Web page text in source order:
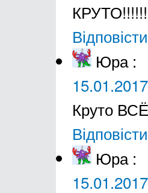
Відповісти
Юра :
Круто ВСЁ
Відповісти
Юра :